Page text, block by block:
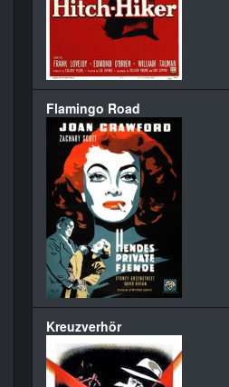
Flamingo Road
Kreuzverhör